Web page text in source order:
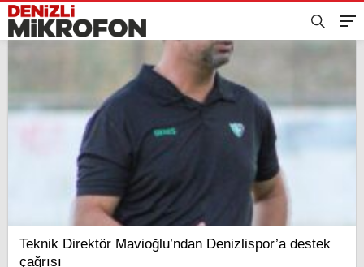
Teknik Direktör Mavioğlu’ndan Denizlispor’a destek
çağrısı